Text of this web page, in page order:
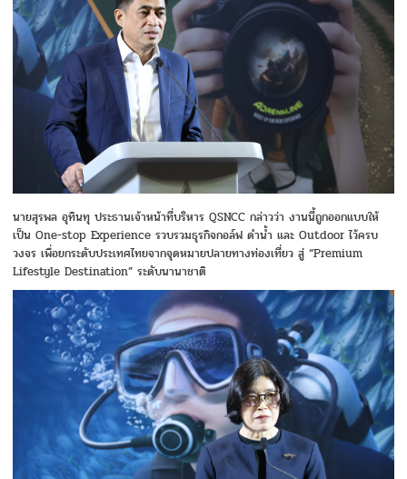
นายสุรพล อุทินทุ ประธานเจ้าหน้าที่บริหาร QSNCC กล่าวว่า งานนี้ถูกออกแบบให้
เป็น One-stop Experience รวบรวมธุรกิจกอล์ฟ ดำน้ำ และ Outdoor ไว้ครบ
วงจร เพื่อยกระดับประเทศไทยจากจุดหมายปลายทางท่องเที่ยว สู่ “Premium
Lifestyle Destination” ระดับนานาชาติ